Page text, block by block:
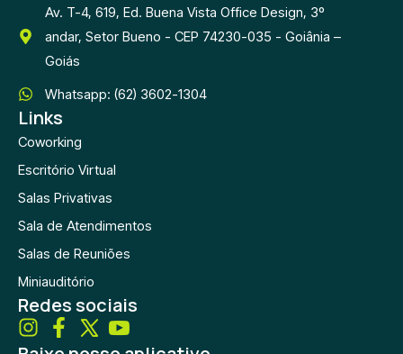
Av. T-4, 619, Ed. Buena Vista Office Design, 3º
andar, Setor Bueno - CEP 74230-035 - Goiânia –
Goiás
Whatsapp: (62) 3602-1304
Links
Coworking
Escritório Virtual
Salas Privativas
Sala de Atendimentos
Salas de Reuniões
Miniauditório
Redes sociais